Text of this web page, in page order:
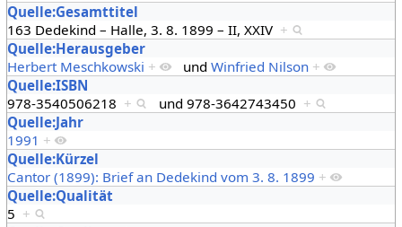
Quelle:Gesamttitel
163 Dedekind – Halle, 3. 8. 1899 – II, XXIV +
Quelle:Herausgeber
Herbert Meschkowski + und Winfried Nilson +
Quelle:ISBN
978-3540506218 + und 978-3642743450 +
Quelle:Jahr
1991 +
Quelle:Kürzel
Cantor (1899): Brief an Dedekind vom 3. 8. 1899 +
Quelle:Qualität
5 +